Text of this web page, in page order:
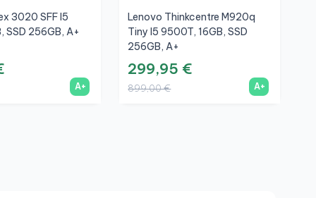
3020 SFF I5
SSD 256GB, A+
A+
Lenovo Thinkcentre M920q
Tiny I5 9500T, 16GB, SSD
256GB, A+
299,95 €
899,00 € A+